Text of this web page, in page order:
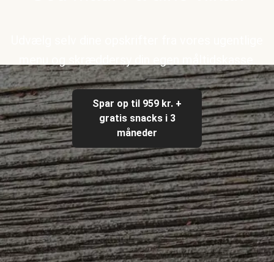
Spar op til 959 kr. +
gratis snacks i 3
måneder